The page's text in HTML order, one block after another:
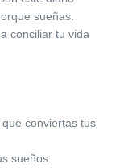
sueñas.
conciliar tu vida
conviertas tus
sueños.